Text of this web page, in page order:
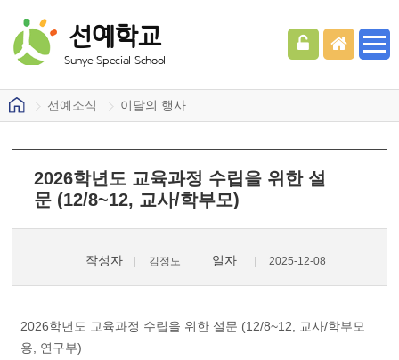
선예학교
Sunye Special School
선예소식 이달의 행사
2026학년도 교육과정 수립을 위한 설
문 (12/8~12, 교사/학부모)
작성자 김정도 일자 2025-12-08
2026학년도 교육과정 수립을 위한 설문 (12/8~12, 교사/학부모
용, 연구부)